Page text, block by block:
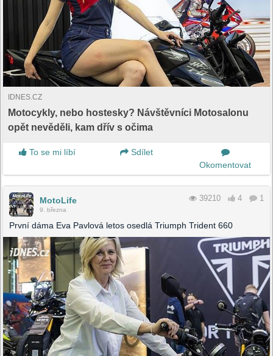
IDNES.CZ
Motocykly, nebo hostesky? Návštěvníci Motosalonu
opět nevěděli, kam dřív s očima
To se mi líbí
Sdílet
Okomentovat
MotoLife
9. března
39210 4 1
První dáma Eva Pavlová letos osedlá Triumph Trident 660